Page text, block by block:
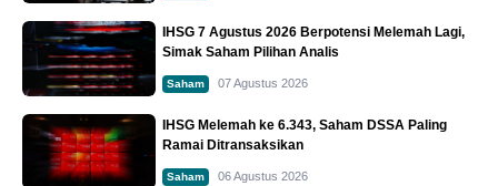
IHSG 7 Agustus 2026 Berpotensi Melemah Lagi,
Simak Saham Pilihan Analis
Saham 07 Agustus 2026
IHSG Melemah ke 6.343, Saham DSSA Paling
Ramai Ditransaksikan
Saham 06 Agustus 2026